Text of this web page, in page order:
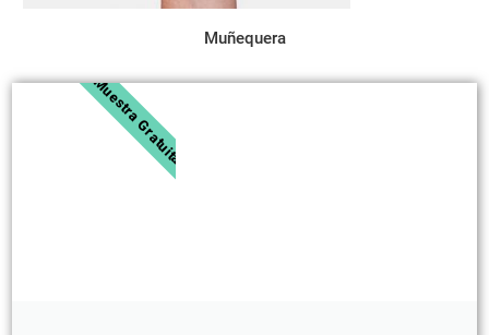
Muñequera
Muestra Gratuita